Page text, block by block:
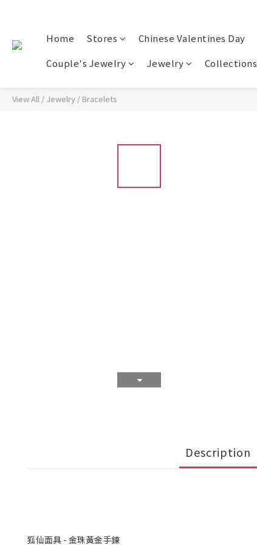
Home Stores Chinese Valentines Day
Couple's Jewelry
Jewelry Collections
View All / Jewelry / Bracelets
Description
狐仙面具 - 金珠黃金手鍊